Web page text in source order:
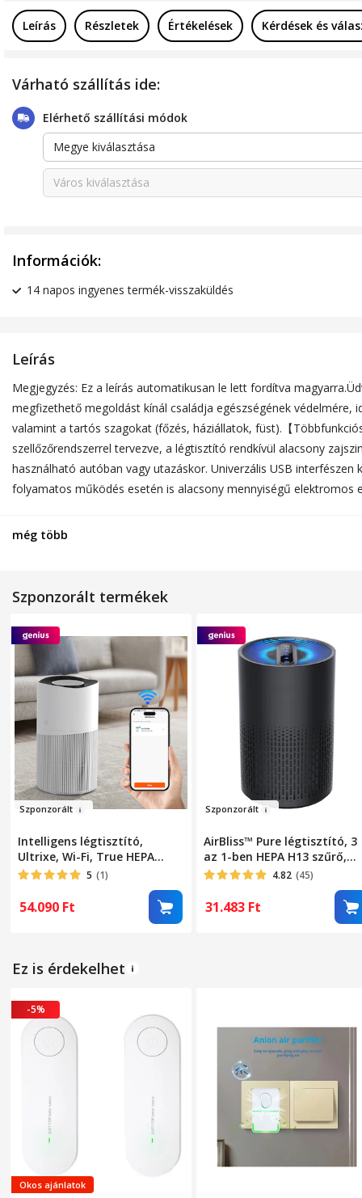
Várható szállítás ide:
Elérhető szállítási módok
Megye kiválasztása
Város kiválasztása
Információk:
14 napos ingyenes termék-visszaküldés
Leírás Részletek Értékelések Kérdések és
Leírás
Megjegyzés: Ez a leírás automatikusan le lett fordítva
megfizethető megoldást kínál családja egészségének
valamint a tartós szagokat (főzés, háziállatok, füst).【
szellőzőrendszerrel tervezve, a légtisztító rendkívül alacsony
használható autóban vagy utazáskor. Univerzális USB
folyamatos működés esetén is alacsony mennyiségű elektromos
skandináv, ipari vagy klasszikus. Semleges árnyalatokban
még több
Szponzorált termékek
Szponzorált
Intelligens légtisztító,
Ultrixe, Wi-Fi, True HEPA
szűrő, 4 rétegű szűrés, PM2.5
érzékelő, 3 sebesség, 50 m2
lefedettség, éjszakai mód,
5 (1)
54.090 Ft
Szponzorált
AirBliss™ Pure légtisztító, 3
az 1-ben HEPA H13 szűrő,
aktív szén, előszűrő,
antibakteriális,
4.82 (45)
31.483 Ft
Ez is érdekelhet
-5%
Okos ajánlatok